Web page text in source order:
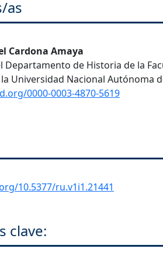
as
Cardona Amaya
Departamento de Historia de la
la Universidad Nacional Autónoma
0000-0003-4870-5619
10.5377/ru.v1i1.21441
clave: